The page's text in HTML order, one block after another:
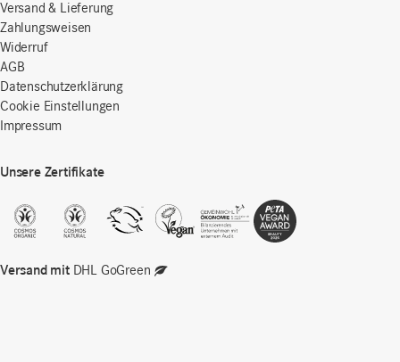
Versand & Lieferung
Zahlungsweisen
Widerruf
AGB
Datenschutzerklärung
Cookie Einstellungen
Impressum
Unsere Zertifikate
Versand mitDHL GoGreen